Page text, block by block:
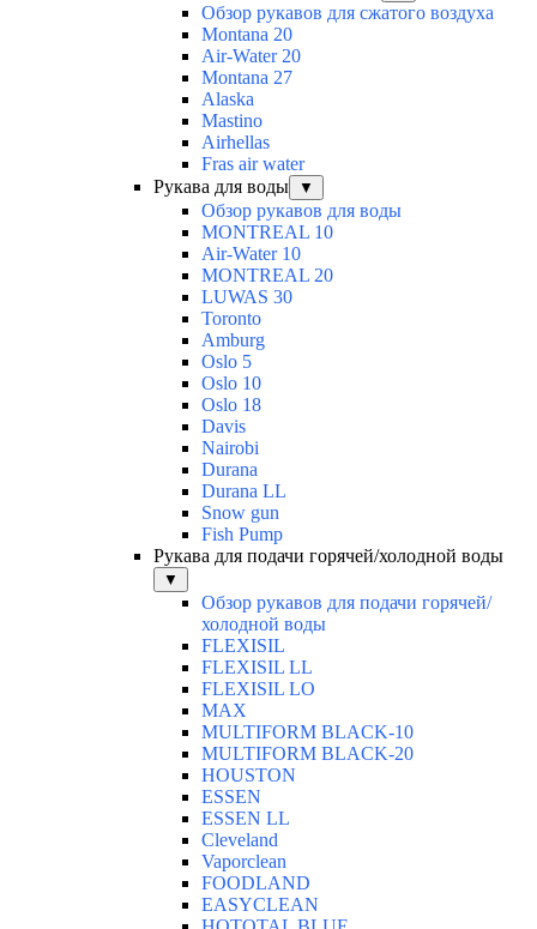
Обзор рукавов для сжатого воздуха
Montana 20
Air-Water 20
Montana 27
Alaska
Mastino
Airhellas
Fras air water
Рукава для воды
▼
Обзор рукавов для воды
MONTREAL 10
Air-Water 10
MONTREAL 20
LUWAS 30
Toronto
Amburg
Oslo 5
Oslo 10
Oslo 18
Davis
Nairobi
Durana
Durana LL
Snow gun
Fish Pump
Рукава для подачи горячей/холодной воды
▼
Обзор рукавов для подачи горячей/
холодной воды
FLEXISIL
FLEXISIL LL
FLEXISIL LO
MAX
MULTIFORM BLACK-10
MULTIFORM BLACK-20
HOUSTON
ESSEN
ESSEN LL
Cleveland
Vaporclean
FOODLAND
EASYCLEAN